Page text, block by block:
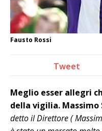
Fausto Rossi
Tweet
Meglio esser allegri
della vigilia. Massimo
detto il Direttore (